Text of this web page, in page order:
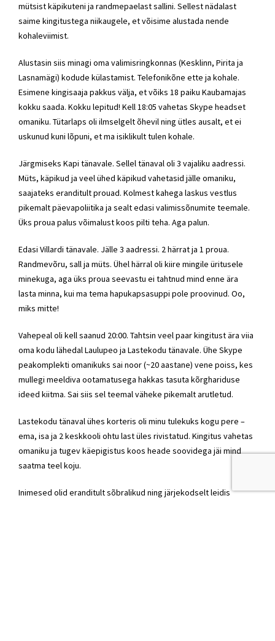
mütsist käpikuteni ja randmepaelast sallini. Sellest nädalast
saime kingitustega niikaugele, et võisime alustada nende
kohaleviimist.
Alustasin siis minagi oma valimisringkonnas (Kesklinn, Pirita ja
Lasnamägi) kodude külastamist. Telefonikõne ette ja kohale.
Esimene kingisaaja pakkus välja, et võiks 18 paiku Kaubamajas
kokku saada. Kokku lepitud! Kell 18:05 vahetas Skype headset
omaniku. Tütarlaps oli ilmselgelt õhevil ning ütles ausalt, et ei
uskunud kuni lõpuni, et ma isiklikult tulen kohale.
Järgmiseks Kapi tänavale. Sellel tänaval oli 3 vajaliku aadressi.
Müts, käpikud ja veel ühed käpikud vahetasid jälle omaniku,
saajateks eranditult prouad. Kolmest kahega laskus vestlus
pikemalt päevapoliitika ja sealt edasi valimissõnumite teemale.
Üks proua palus võimalust koos pilti teha. Aga palun.
Edasi Villardi tänavale. Jälle 3 aadressi. 2 härrat ja 1 proua.
Randmevõru, sall ja müts. Ühel härral oli kiire mingile üritusele
minekuga, aga üks proua seevastu ei tahtnud mind enne ära
lasta minna, kui ma tema hapukapsasuppi pole proovinud. Oo,
miks mitte!
Vahepeal oli kell saanud 20:00. Tahtsin veel paar kingitust ära viia
oma kodu lähedal Laulupeo ja Lastekodu tänavale. Ühe Skype
peakomplekti omanikuks sai noor (~20 aastane) vene poiss, kes
mullegi meeldiva ootamatusega hakkas tasuta kõrghariduse
ideed kiitma. Sai siis sel teemal väheke pikemalt arutletud.
Lastekodu tänaval ühes korteris oli minu tulekuks kogu pere –
ema, isa ja 2 keskkooli ohtu last üles rivistatud. Kingitus vahetas
omaniku ja tugev käepigistus koos heade soovidega jäi mind
saatma teel koju.
Inimesed olid eranditult sõbralikud ning järjekodselt leidis